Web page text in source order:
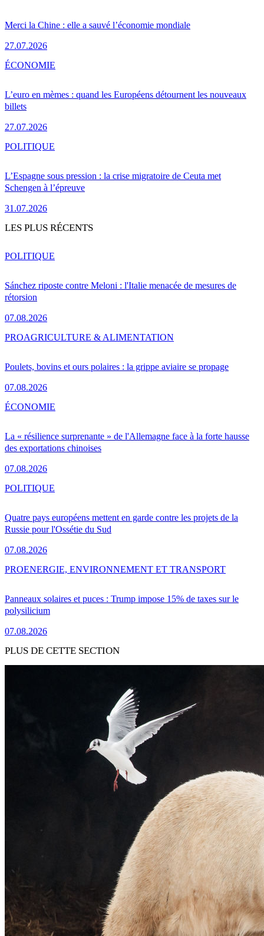
Merci la Chine : elle a sauvé l’économie mondiale
27.07.2026
L’euro en mèmes : quand les Européens détournent les nouveaux
billets
27.07.2026
ÉCONOMIE
L’Espagne sous pression : la crise migratoire de Ceuta met
Schengen à l’épreuve
31.07.2026
POLITIQUE
LES PLUS RÉCENTS
Sánchez riposte contre Meloni : l'Italie menacée de mesures de
rétorsion
07.08.2026
POLITIQUE
Poulets, bovins et ours polaires : la grippe aviaire se propage
07.08.2026
PROAGRICULTURE & ALIMENTATION
La « résilience surprenante » de l'Allemagne face à la forte hausse
des exportations chinoises
07.08.2026
ÉCONOMIE
Quatre pays européens mettent en garde contre les projets de la
Russie pour l'Ossétie du Sud
07.08.2026
POLITIQUE
Panneaux solaires et puces : Trump impose 15% de taxes sur le
polysilicium
07.08.2026
PROENERGIE, ENVIRONNEMENT ET TRANSPORT
PLUS DE CETTE SECTION